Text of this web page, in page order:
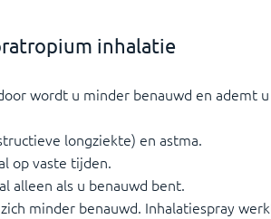
inhalatie
wordt u minder benauwd en ademt u
longziekte) en astma.
op vaste tijden.
alleen als u benauwd bent.
minder benauwd. Inhalatiespray